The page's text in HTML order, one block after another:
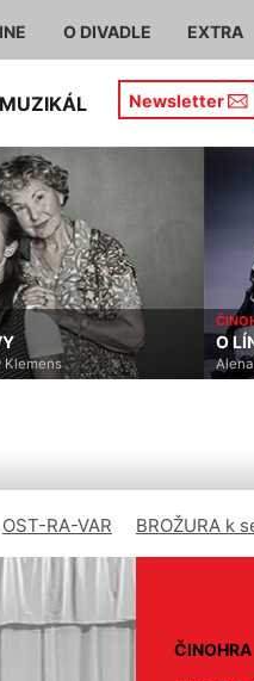
O DIVADLE EXTRA
MUZIKÁL Newsletter
Klemens
O
OST-RA-VAR BROŽURA k
ČINOHRA